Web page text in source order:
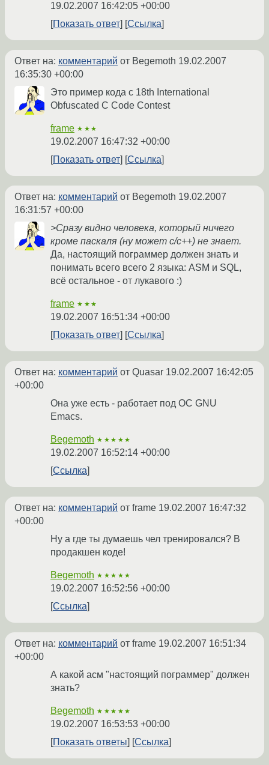
19.02.2007 16:42:05 +00:00
Показать ответ
Ссылка
Ответ на: комментарий от Begemoth 19.02.2007
16:35:30 +00:00
Это пример кода с 18th International
Obfuscated C Code Contest
frame ★★★
19.02.2007 16:47:32 +00:00
Показать ответ
Ссылка
Ответ на: комментарий от Begemoth 19.02.2007
16:31:57 +00:00
>Сразу видно человека, который ничего
кроме паскаля (ну может с/с++) не знает.
Да, настоящий пограммер должен знать и
понимать всего всего 2 языка: ASM и SQL,
всё остальное - от лукавого :)
frame ★★★
19.02.2007 16:51:34 +00:00
Показать ответ
Ссылка
Ответ на: комментарий от Quasar 19.02.2007 16:42:05
+00:00
Она уже есть - работает под ОС GNU
Emacs.
Begemoth ★★★★★
19.02.2007 16:52:14 +00:00
Ссылка
Ответ на: комментарий от frame 19.02.2007 16:47:32
+00:00
Ну а где ты думаешь чел тренировался? В
продакшен коде!
Begemoth ★★★★★
19.02.2007 16:52:56 +00:00
Ссылка
Ответ на: комментарий от frame 19.02.2007 16:51:34
+00:00
А какой асм "настоящий пограммер" должен
знать?
Begemoth ★★★★★
19.02.2007 16:53:53 +00:00
Показать ответы
Ссылка